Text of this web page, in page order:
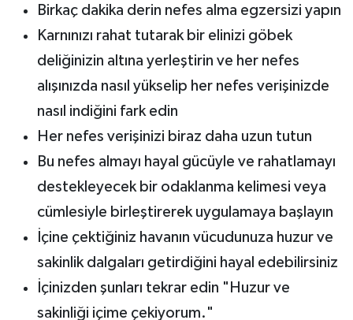
Birkaç dakika derin nefes alma egzersizi yapın
Karnınızı rahat tutarak bir elinizi göbek
deliğinizin altına yerleştirin ve her nefes
alışınızda nasıl yükselip her nefes verişinizde
nasıl indiğini fark edin
Her nefes verişinizi biraz daha uzun tutun
Bu nefes almayı hayal gücüyle ve rahatlamayı
destekleyecek bir odaklanma kelimesi veya
cümlesiyle birleştirerek uygulamaya başlayın
İçine çektiğiniz havanın vücudunuza huzur ve
sakinlik dalgaları getirdiğini hayal edebilirsiniz
İçinizden şunları tekrar edin "Huzur ve
sakinliği içime çekiyorum."